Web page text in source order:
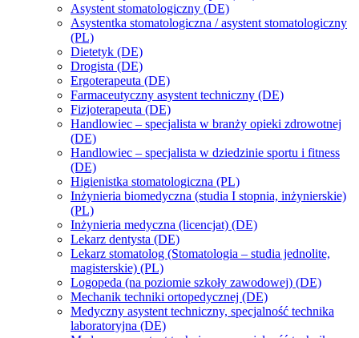
Asystent stomatologiczny (DE)
Asystentka stomatologiczna / asystent stomatologiczny
(PL)
Dietetyk (DE)
Drogista (DE)
Ergoterapeuta (DE)
Farmaceutyczny asystent techniczny (DE)
Fizjoterapeuta (DE)
Handlowiec – specjalista w branży opieki zdrowotnej
(DE)
Handlowiec – specjalista w dziedzinie sportu i fitness
(DE)
Higienistka stomatologiczna (PL)
Inżynieria biomedyczna (studia I stopnia, inżynierskie)
(PL)
Inżynieria medyczna (licencjat) (DE)
Lekarz dentysta (DE)
Lekarz stomatolog (Stomatologia – studia jednolite,
magisterskie) (PL)
Logopeda (na poziomie szkoły zawodowej) (DE)
Mechanik techniki ortopedycznej (DE)
Medyczny asystent techniczny, specjalność technika
laboratoryjna (DE)